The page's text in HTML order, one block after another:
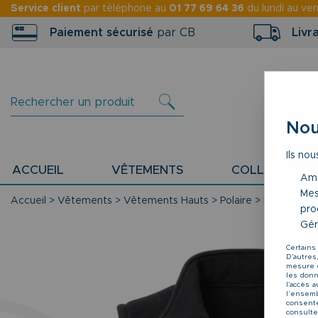
Service client par téléphone au 01 77 69 64 36 du lundi au
Paiement sécurisé par CB
ACCUEIL VÊTEMENTS COLLECTION
Accueil > Vêtements > Vêtements Hauts > Polaire >
Ils
mesure
les
l'accès